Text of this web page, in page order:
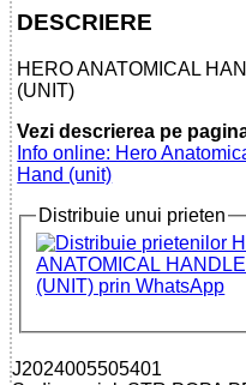
DESCRIERE
HERO ANATOMICAL
(UNIT)
Vezi descrierea pe
Info online: Hero
Hand (unit)
Distribuie unui prieten
J2024005505401